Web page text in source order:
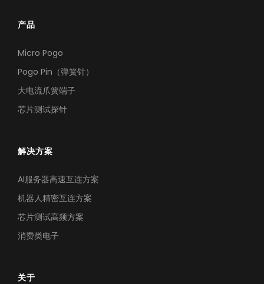
产品
Micro Pogo
Pogo Pin（弹簧针）
大电流爪簧端子
芯片测试探针
解决方案
AI服务器高速互连方案
机器人精密互连方案
芯片测试高频方案
消费类电子
关于